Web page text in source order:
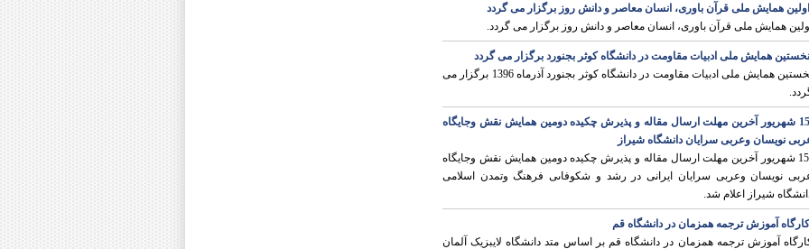
اولین همایش ملی قرآن باوری، انسان معاصر و دانش روز برگزار می گردد
اولین همایش ملی قرآن باوری، انسان معاصر و دانش روز برگزار می گردد.
نخستین همایش ملی ادبیات مقاومت در دانشگاه کوثر بجنورد برگزار می گردد
نخستین همایش ملی ادبیات مقاومت در دانشگاه کوثر بجنورد آذرماه 1396 برگزار می
15 شهريور آخرين مهلت ارسال مقاله و پذيرش چکيده دومین همایش نقش وجايگاه
نويسان وعربى سرايان دانشگاه شیراز
15 شهريور آخرين مهلت ارسال مقاله و پذيرش چکيده دومین همایش نقش وجايگاه
نويسان وعربى سرايان ايرانى در رشد و شکوفاىى فرهنگ وتمدن اسلامى
شیراز اعلام شد.
کارگاه آموزش ترجمه همزمان در دانشگاه قم
آموزش ترجمه همزمان در دانشگاه قم بر اساس متد دانشگاه لایبزیک آلمان